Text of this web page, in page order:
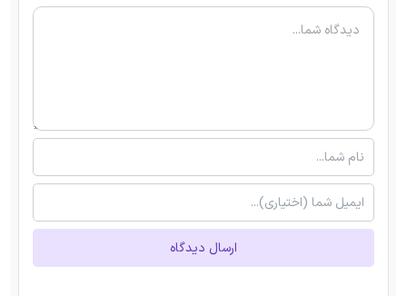
ارسال دیدگاه